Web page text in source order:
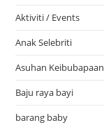
Aktiviti / Events
Anak Selebriti
Asuhan Keibubapaan
Baju raya bayi
barang baby